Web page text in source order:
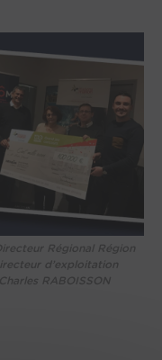
Régional Région
d’exploitation
RABOISSON